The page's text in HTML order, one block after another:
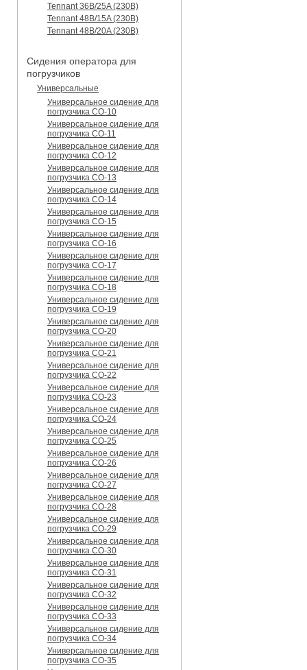
Tennant 36B/25A (230B)
Tennant 48B/15A (230B)
Tennant 48B/20A (230B)
Сидения оператора для
погрузчиков
Универсальные
Универсальное сидение для
погрузчика CO-10
Универсальное сидение для
погрузчика CO-11
Универсальное сидение для
погрузчика CO-12
Универсальное сидение для
погрузчика CO-13
Универсальное сидение для
погрузчика CO-14
Универсальное сидение для
погрузчика CO-15
Универсальное сидение для
погрузчика CO-16
Универсальное сидение для
погрузчика CO-17
Универсальное сидение для
погрузчика CO-18
Универсальное сидение для
погрузчика CO-19
Универсальное сидение для
погрузчика CO-20
Универсальное сидение для
погрузчика CO-21
Универсальное сидение для
погрузчика CO-22
Универсальное сидение для
погрузчика CO-23
Универсальное сидение для
погрузчика CO-24
Универсальное сидение для
погрузчика CO-25
Универсальное сидение для
погрузчика CO-26
Универсальное сидение для
погрузчика CO-27
Универсальное сидение для
погрузчика CO-28
Универсальное сидение для
погрузчика CO-29
Универсальное сидение для
погрузчика CO-30
Универсальное сидение для
погрузчика CO-31
Универсальное сидение для
погрузчика CO-32
Универсальное сидение для
погрузчика CO-33
Универсальное сидение для
погрузчика CO-34
Универсальное сидение для
погрузчика CO-35